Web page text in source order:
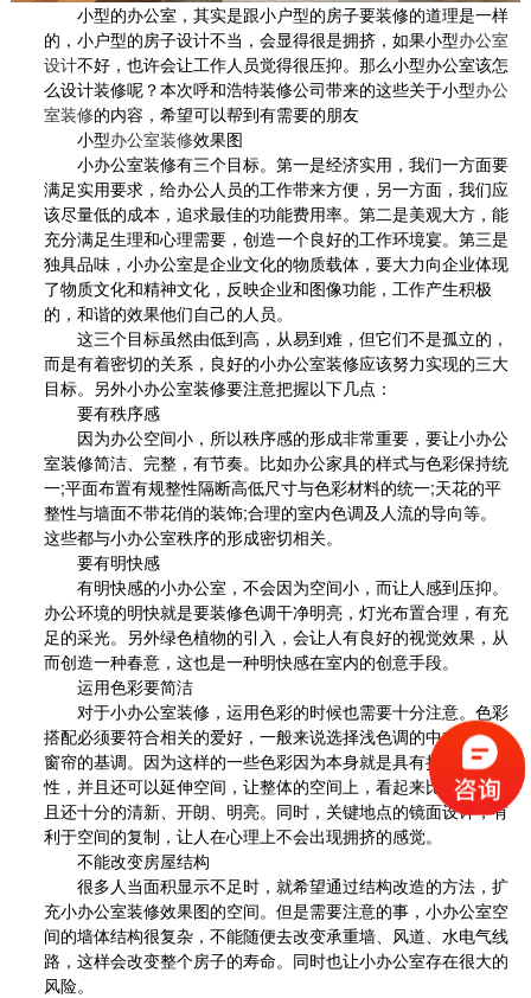
小型的办公室，其实是跟小户型的房子要装修的道理是一样
的，小户型的房子设计不当，会显得很是拥挤，如果小型办公室
设计不好，也许会让工作人员觉得很压抑。那么小型办公室该怎
么设计装修呢？本次呼和浩特装修公司带来的这些关于小型办公
室装修的内容，希望可以帮到有需要的朋友
小型办公室装修效果图
小办公室装修有三个目标。第一是经济实用，我们一方面要
满足实用要求，给办公人员的工作带来方便，另一方面，我们应
该尽量低的成本，追求最佳的功能费用率。第二是美观大方，能
充分满足生理和心理需要，创造一个良好的工作环境宴。第三是
独具品味，小办公室是企业文化的物质载体，要大力向企业体现
了物质文化和精神文化，反映企业和图像功能，工作产生积极
的，和谐的效果他们自己的人员。
这三个目标虽然由低到高，从易到难，但它们不是孤立的，
而是有着密切的关系，良好的小办公室装修应该努力实现的三大
目标。另外小办公室装修要注意把握以下几点：
要有秩序感
因为办公空间小，所以秩序感的形成非常重要，要让小办公
室装修简洁、完整，有节奏。比如办公家具的样式与色彩保持统
一;平面布置有规整性隔断高低尺寸与色彩材料的统一;天花的平
整性与墙面不带花俏的装饰;合理的室内色调及人流的导向等。
这些都与小办公室秩序的形成密切相关。
要有明快感
有明快感的小办公室，不会因为空间小，而让人感到压抑。
办公环境的明快就是要装修色调干净明亮，灯光布置合理，有充
足的采光。另外绿色植物的引入，会让人有良好的视觉效果，从
而创造一种春意，这也是一种明快感在室内的创意手段。
运用色彩要简洁
对于小办公室装修，运用色彩的时候也需要十分注意。色彩
搭配必须要符合相关的爱好，一般来说选择浅色调的中式沙发、
窗帘的基调。因为这样的一些色彩因为本身就是具有扩散、后退
性，并且还可以延伸空间，让整体的空间上，看起来比较大，并
且还十分的清新、开朗、明亮。同时，关键地点的镜面设计，有
利于空间的复制，让人在心理上不会出现拥挤的感觉。
不能改变房屋结构
很多人当面积显示不足时，就希望通过结构改造的方法，扩
充小办公室装修效果图的空间。但是需要注意的事，小办公室空
间的墙体结构很复杂，不能随便去改变承重墙、风道、水电气线
路，这样会改变整个房子的寿命。同时也让小办公室存在很大的
风险。
办公室厂房装修
办公室简单装修效果图也会讨人喜欢，有时候好
看不需要太复杂，精简干练的装修反而会有一种
别致的时尚...
2018-06-28
科技办公厂房装修
大数据，机器人，外太空，探秘火星，未来在向
我们招手，科技智能型企业的发展也是一日比
一...
2018-07-30